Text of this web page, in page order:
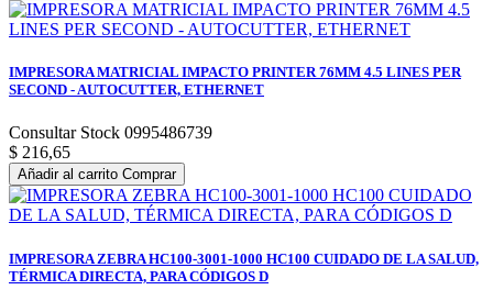
IMPRESORA MATRICIAL IMPACTO PRINTER 76MM 4.5 LINES PER
SECOND - AUTOCUTTER, ETHERNET
Consultar Stock 0995486739
$ 216,65
Añadir al carrito Comprar
IMPRESORA ZEBRA HC100-3001-1000 HC100 CUIDADO DE LA SALUD,
TÉRMICA DIRECTA, PARA CÓDIGOS D